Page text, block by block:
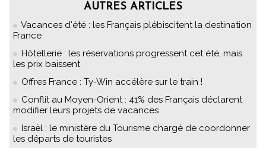
AUTRES ARTICLES
Vacances d'été : les Français plébiscitent la destination
France
Hôtellerie : les réservations progressent cet été, mais
les prix baissent
Offres France : Ty-Win accélère sur le train !
Conflit au Moyen-Orient : 41% des Français déclarent
modifier leurs projets de vacances
Israël : le ministère du Tourisme chargé de coordonner
les départs de touristes